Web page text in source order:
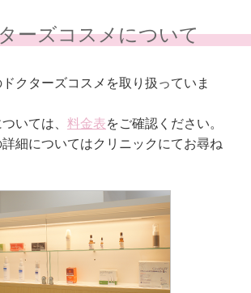
ーズコスメについて
クターズコスメを取り扱っていま
いては、 料金表をご確認ください。
細についてはクリニックにてお尋ね